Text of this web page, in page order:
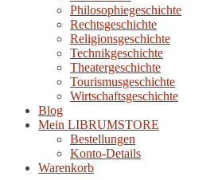
Philosophiegeschichte
Rechtsgeschichte
Religionsgeschichte
Technikgeschichte
Theatergeschichte
Tourismusgeschichte
Wirtschaftsgeschichte
Blog
Mein LIBRUMSTORE
Bestellungen
Konto-Details
Warenkorb